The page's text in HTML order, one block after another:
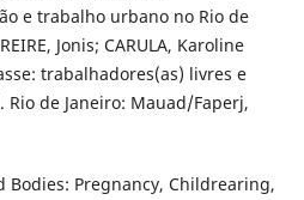
e trabalho urbano no Rio de
Jonis; CARULA, Karoline
trabalhadores(as) livres e
Rio de Janeiro: Mauad/Faperj,
Bodies: Pregnancy, Childrearing,